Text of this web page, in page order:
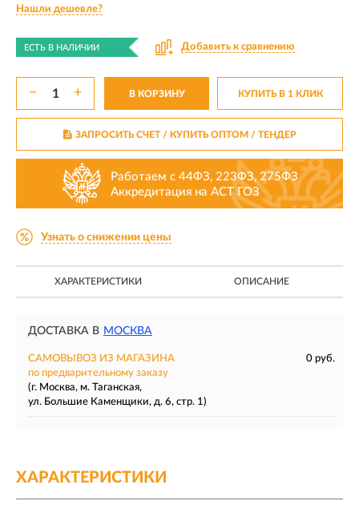
Нашли дешевле?
ЕСТЬ В НАЛИЧИИ Добавить к сравнению
− + В КОРЗИНУ КУПИТЬ В 1 КЛИК
ЗАПРОСИТЬ СЧЕТ / КУПИТЬ ОПТОМ/ ТЕНДЕР
Работаем с 44ФЗ, 223ФЗ, 275ФЗ
Аккредитация на АСТ ГОЗ
Узнать о снижении цены
ХАРАКТЕРИСТИКИ ОПИСАНИЕ
ДОСТАВКА В МОСКВА
САМОВЫВОЗ ИЗ МАГАЗИНА
0 руб.
по предварительному заказу
(г. Москва, м. Таганская,
ул. Большие Каменщики, д. 6, стр. 1)
ХАРАКТЕРИСТИКИ